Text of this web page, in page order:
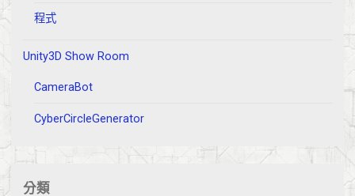
程式
Unity3D Show Room
CameraBot
CyberCircleGenerator
分類